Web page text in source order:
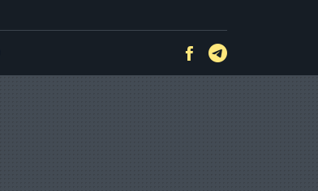
Facebook